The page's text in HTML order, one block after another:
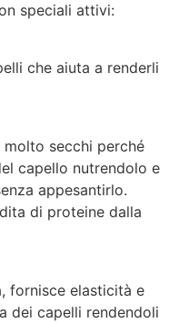
speciali attivi:
che aiuta a renderli
secchi perché
capello nutrendolo e
appesantirlo.
di proteine dalla
fornisce elasticità e
dei capelli rendendoli